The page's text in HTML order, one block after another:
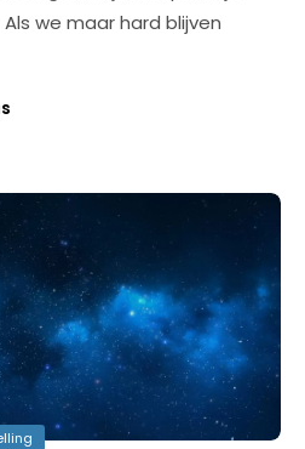
we maar hard blijven